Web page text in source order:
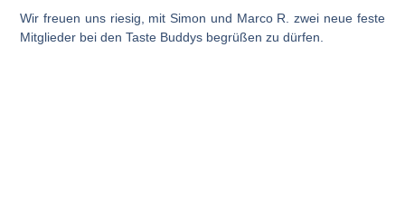
Wir freuen uns riesig, mitSimon und Marco R.
zwei neue feste
Mitglieder bei denTaste Buddys begrüßen zu dürfen.